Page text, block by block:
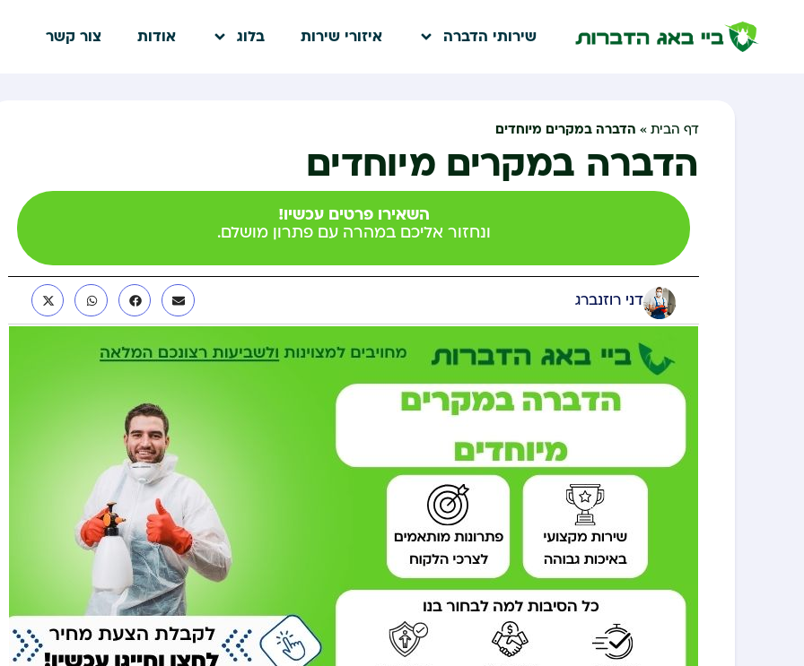
שירותי הדברה איזורי שירות בלוג אודות צור קשר
דף הבית » הדברה במקרים מיוחדים
הדברה במקרים מיוחדים
השאירו פרטים עכשיו!
ונחזור אליכם במהרה עם פתרון מושלם.
דני רוזנברג